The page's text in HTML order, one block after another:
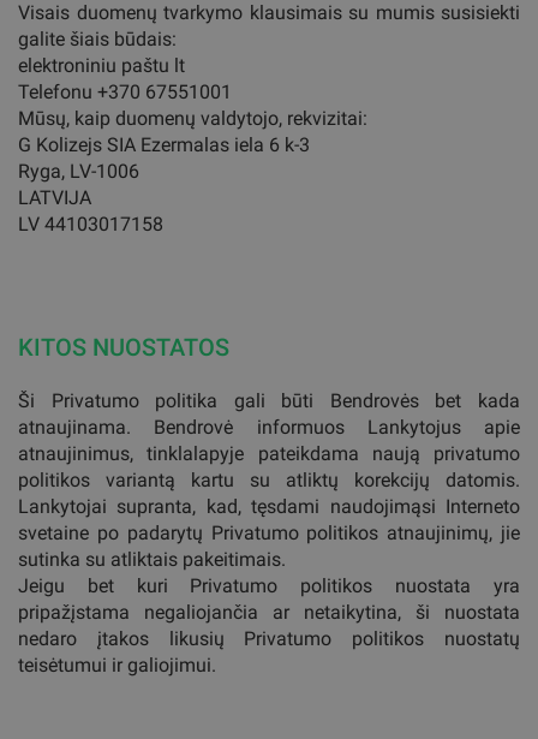
Visais duomenų tvarkymo klausimais su mumis susisiekti
galite šiais būdais:
elektroniniu paštu lt
Telefonu +370 67551001
Mūsų, kaip duomenų valdytojo, rekvizitai:
G Kolizejs SIA Ezermalas iela 6 k-3
Ryga, LV-1006
LATVIJA
LV 44103017158
KITOS NUOSTATOS
Ši Privatumo politika gali būti Bendrovės bet kada
atnaujinama. Bendrovė informuos Lankytojus apie
atnaujinimus, tinklalapyje pateikdama naują privatumo
politikos variantą kartu su atliktų korekcijų datomis.
Lankytojai supranta, kad, tęsdami naudojimąsi Interneto
svetaine po padarytų Privatumo politikos atnaujinimų, jie
sutinka su atliktais pakeitimais.
Jeigu bet kuri Privatumo politikos nuostata yra
pripažįstama negaliojančia ar netaikytina, ši nuostata
nedaro įtakos likusių Privatumo politikos nuostatų
teisėtumui ir galiojimui.